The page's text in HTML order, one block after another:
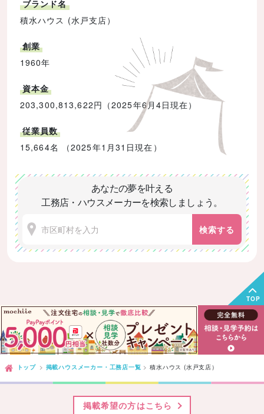
ブランド名
積水ハウス (水戸支店）
創業
1960年
資本金
203,300,813,622円（2025年6月4日現在）
従業員数
15,664名 （2025年1月31日現在）
あなたの夢を叶える
工務店・ハウスメーカーを検索しましょう。
検索する
TOP
トップ 掲載ハウスメーカー・工務店一覧 積水ハウス (水戸支店）
掲載希望の方はこちら